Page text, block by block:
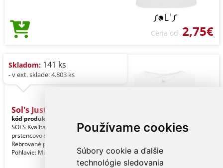
Používame cookies
Súbory cookie a ďalšie
technológie sledovania
Cena od 2,75€
Skladom: 141 ks
- v ext. sklade: 4.803 ks
Sol's Justin - Men's
kód produktu:
SOLS Kvalita. 100 % poločesaná
prstencovo spriadaná bavlna. Štýl.
Rebrované previazanie. Rúrkový.
Pohlavie: Muži